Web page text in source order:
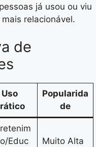
já usou ou viu
relacionável.
de
Uso
Popularida
de
Educ
Muito Alta